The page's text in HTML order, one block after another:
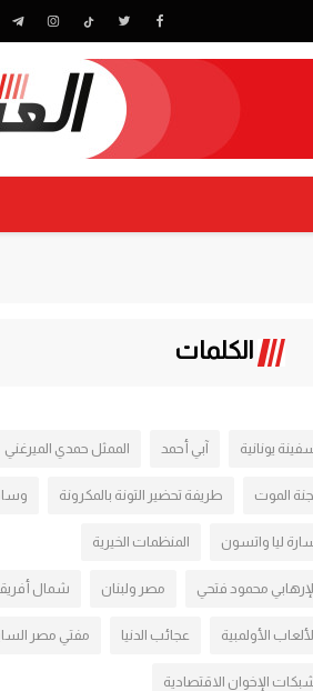
الكلمات
يونانية آبي أحمد الممثل حمدي الميرغني
الموت طريفة تحضير التونة بالمكرونة
ليا واتسون المنظمات الخيرية
محمود فتحي مصر ولبنان شمال
الأولمبية عجائب الدنيا مفتي مصر
الإخوان الاقتصادية